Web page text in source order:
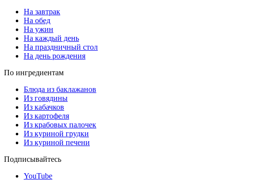
На завтрак
На обед
На ужин
На каждый день
На праздничный стол
На день рождения
По ингредиентам
Блюда из баклажанов
Из говядины
Из кабачков
Из картофеля
Из крабовых палочек
Из куриной грудки
Из куриной печени
Подписывайтесь
YouTube